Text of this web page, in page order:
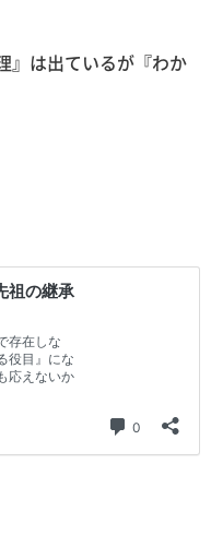
』は出ているが『わか